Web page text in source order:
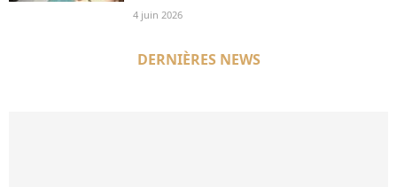
4 juin 2026
DERNIÈRES NEWS